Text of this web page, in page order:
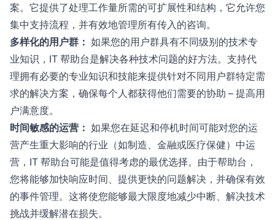
案。它提供了处理工作量所需的可扩展性和结构，它允许您
集中支持流程，并有效地管理所有传入的咨询。
多样化的用户群： 如果您的用户群具有不同级别的技术专
业知识，IT 帮助台是解决各种技术问题的好方法。支持代
理拥有必要的专业知识和技能来提供针对不同用户群特定需
求的解决方案，确保每个人都获得他们需要的协助 – 提高用
户满意度。
时间敏感的运营： 如果您在延迟和停机时间可能对您的运
营产生重大影响的行业（如制造、金融或医疗保健）中运
营，IT 帮助台可能是值得考虑的最优选择。由于帮助台，
您将能够加快响应时间、提供更快的问题解决，并确保有效
的事件管理。这将使您能够最大限度地减少中断、解决技术
挑战并缓解潜在损失。